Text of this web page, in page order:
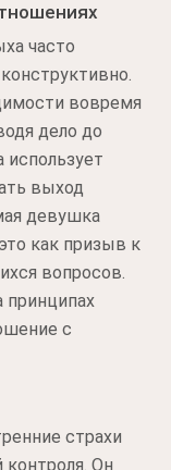
часто
вовремя
дело до
использует
выход
девушка
как призыв к
вопросов.
принципах
с
страхи
контроля. Он